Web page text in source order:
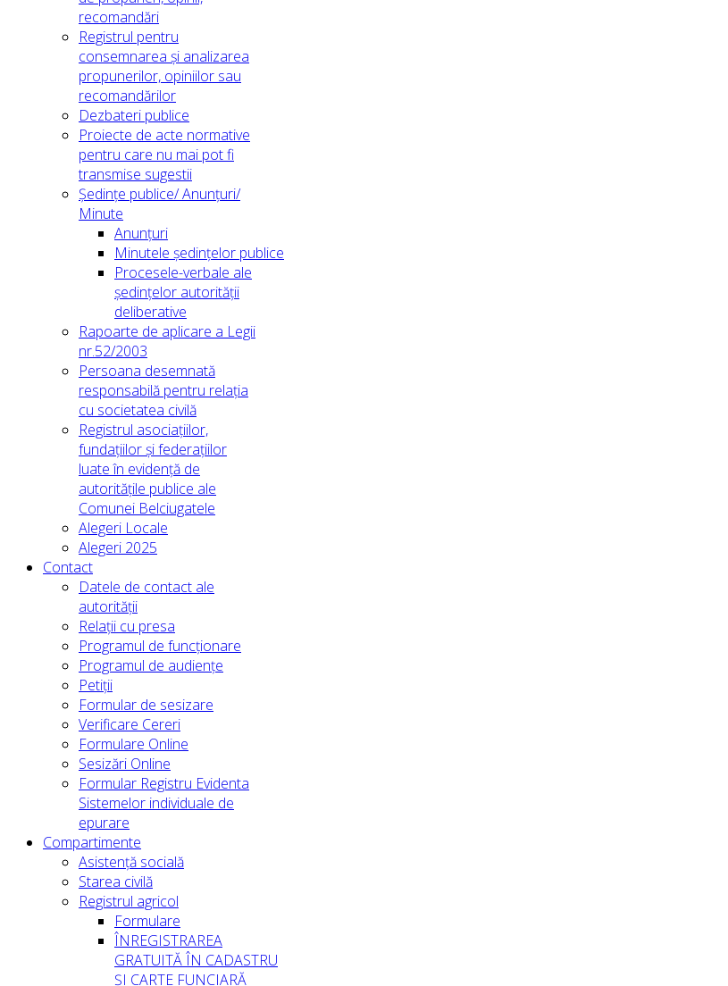
recomandări
Registrul pentru
consemnarea și analizarea
propunerilor, opiniilor sau
recomandărilor
Dezbateri publice
Proiecte de acte normative
pentru care nu mai pot fi
transmise sugestii
Ședințe publice/ Anunțuri/
Minute
Anunțuri
Minutele ședințelor publice
Procesele-verbale ale
ședințelor autorității
deliberative
Rapoarte de aplicare a Legii
nr.52/2003
Persoana desemnată
responsabilă pentru relația
cu societatea civilă
Registrul asociațiilor,
fundațiilor și federațiilor
luate în evidență de
autoritățile publice ale
Comunei Belciugatele
Alegeri Locale
Alegeri 2025
Contact
Datele de contact ale
autorității
Relații cu presa
Programul de funcționare
Programul de audiențe
Petiții
Formular de sesizare
Verificare Cereri
Formulare Online
Sesizări Online
Formular Registru Evidenta
Sistemelor individuale de
epurare
Compartimente
Asistență socială
Starea civilă
Registrul agricol
Formulare
ÎNREGISTRAREA
GRATUITĂ ÎN CADASTRU
ȘI CARTE FUNCIARĂ